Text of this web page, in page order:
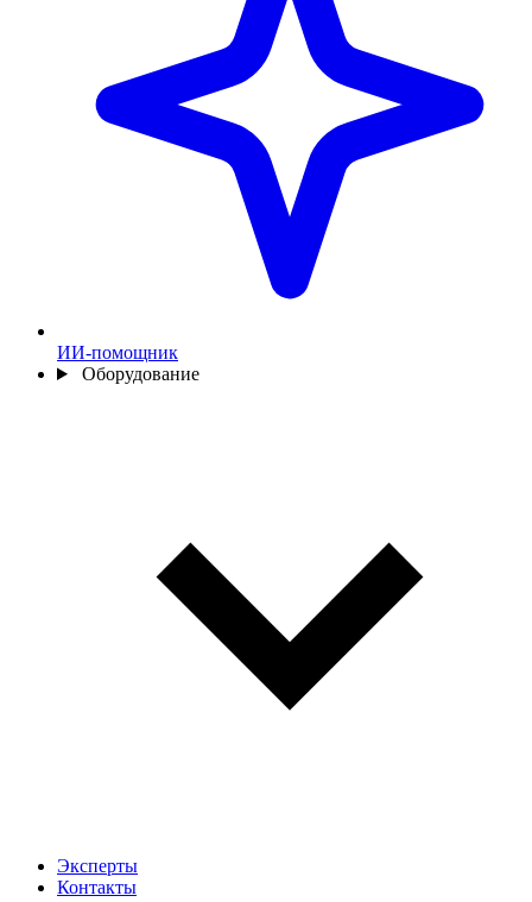
ИИ-помощник
Оборудование
Эксперты
Контакты